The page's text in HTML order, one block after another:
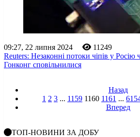
09:27, 22 липня 2024
11249
Reuters: Незаконні потоки чіпів у Росію
Гонконг сповільнилися
Назад
1 2 3 ... 1159 1160 1161 ...
Вперед
ТОП-НОВИНИ ЗА ДОБУ